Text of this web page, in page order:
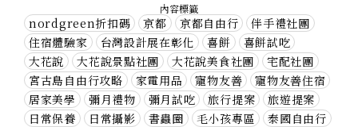
內容標籤
nordgreen折扣碼 京都 京都自由行
伴手禮社團
住宿體驗家
台灣設計展在彰化 喜餅
喜餅試吃
大花說
大花說景點社團 大花說美食社團
宅配社團
宮古島自由行攻略
家電用品 寵物友善
寵物友善住宿
居家美學
彌月禮物 彌月試吃 旅行提案
旅遊提案
日常保養
日常攝影 書蟲圈 毛小孩專區
泰國自由行